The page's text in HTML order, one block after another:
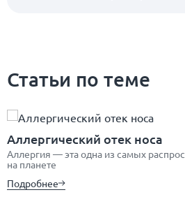
Статьи по теме
Аллергический отек носа
Аллергия — эта одна из самых
на планете
Подробнее